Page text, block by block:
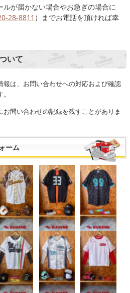
ルが届かない場合やお急ぎの場合に
28-8811 ）までお電話を頂ければ幸
いて
報は、お問い合わせへの対応および確認
お問い合わせの記録を残すことがありま
ーム